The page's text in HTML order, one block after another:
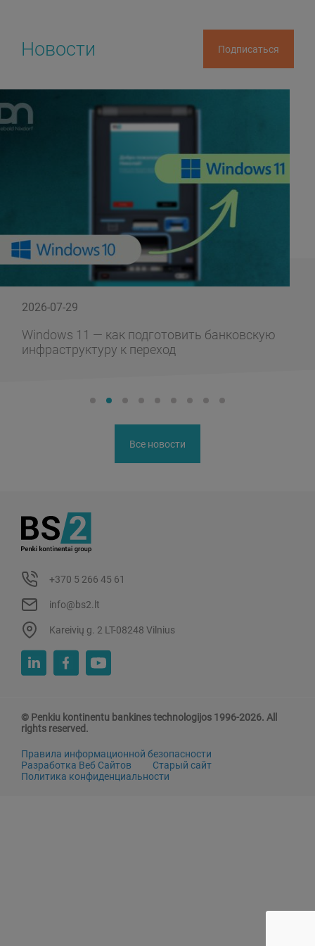
Новости Подписаться
2026-07-29
Windows 11 — как подготовить банковскую
инфраструктуру к переход
Все новости
+370 5 266 45 61
info@bs2.lt
Kareivių g. 2 LT-08248 Vilnius
© Penkiu kontinentu bankines technologijos 1996-2026. All
rights reserved.
Правила информационной безопасности
Разработка Веб Сайтов
Старый сайт
Политика конфиденциальности